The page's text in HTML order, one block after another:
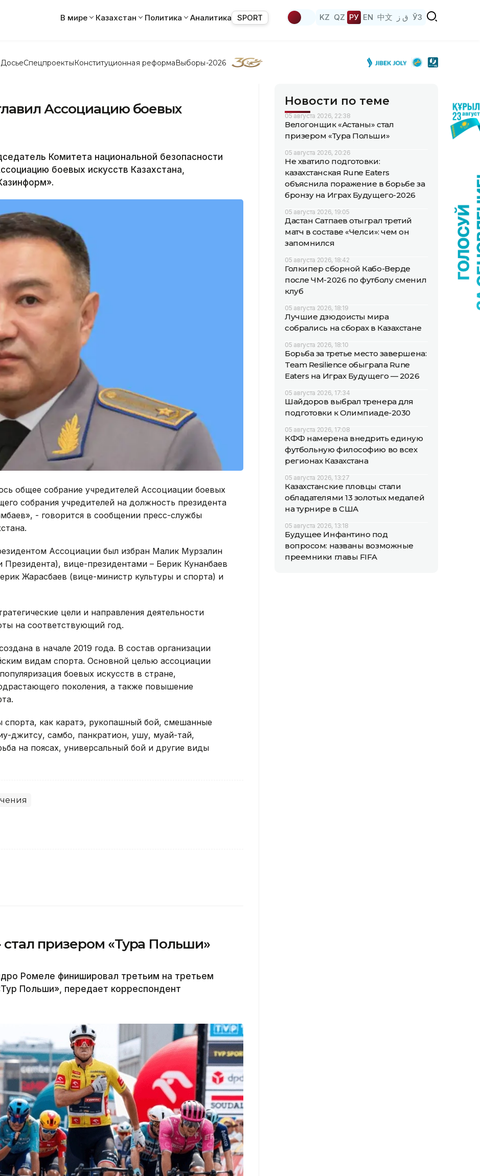
В мире Казахстан Политика Аналитика SPORT KZ QZ РУ EN 中文 ق ز ЎЗ
ДосьеСпецпроектыКонституционная реформаВыборы-2026
Ассоциацию боевых
Комитета национальной безопасности
боевых искусств Казахстана,
общее собрание учредителей Ассоциации боевых
собрания учредителей на должность президента
- говорится в сообщении пресс-службы
Ассоциации был избран Малик Мурзалин
вице-президентами – Берик Кунанбаев
Жарасбаев (вице-министр культуры и спорта) и
цели и направления деятельности
на соответствующий год.
в начале 2019 года. В состав организации
видам спорта. Основной целью ассоциации
боевых искусств в стране,
поколения, а также повышение
спорта, как каратэ, рукопашный бой, смешанные
джитсу, самбо, панкратион, ушу, муай-тай,
на поясах, универсальный бой и другие виды
призером «Тура Польши»
Ромеле финишировал третьим на третьем
Польши», передает корреспондент
Новости по теме
05 августа 2026, 22:38
Велогонщик «Астаны» стал
призером «Тура Польши»
05 августа 2026, 20:26
Не хватило подготовки:
казахстанская Rune Eaters
объяснила поражение в борьбе за
бронзу на Играх Будущего-2026
05 августа 2026, 19:05
Дастан Сатпаев отыграл третий
матч в составе «Челси»: чем он
запомнился
05 августа 2026, 18:42
Голкипер сборной Кабо-Верде
после ЧМ-2026 по футболу сменил
клуб
05 августа 2026, 18:19
Лучшие дзюдоисты мира
собрались на сборах в Казахстане
05 августа 2026, 18:10
Борьба за третье место завершена:
Team Resilience обыграла Rune
Eaters на Играх Будущего — 2026
05 августа 2026, 17:34
Шайдоров выбрал тренера для
подготовки к Олимпиаде-2030
05 августа 2026, 17:08
КФФ намерена внедрить единую
футбольную философию во всех
регионах Казахстана
05 августа 2026, 13:27
Казахстанские пловцы стали
обладателями 13 золотых медалей
на турнире в США
05 августа 2026, 13:18
Будущее Инфантино под
вопросом: названы возможные
преемники главы FIFA